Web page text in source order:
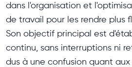
dans l'organisation et
de travail pour les rendre plus
Son objectif principal est
continu, sans interruptions ni
dus à une confusion quant